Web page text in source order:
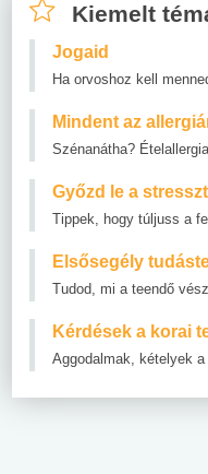
Kiemelt
Jogaid
Ha orvoshoz kell
Mindent az
Szénanátha?
Győzd le a
Tippek, hogy túljuss a
Elsősegély
Tudod, mi a teendő
Kérdések a korai
Aggodalmak, kételyek a